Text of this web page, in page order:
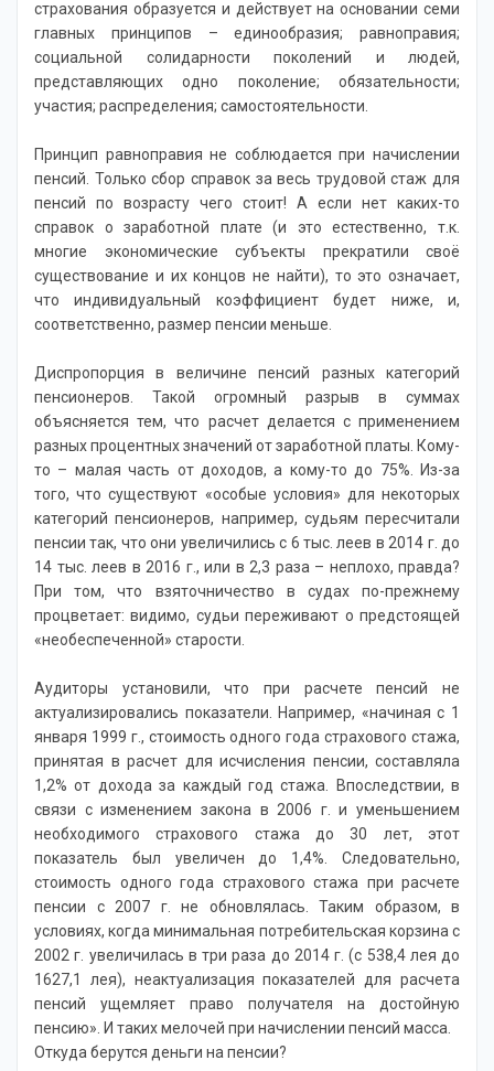
страхования образуется и действует на основании семи
главных принципов – единообразия; равноправия;
социальной солидарности поколений и людей,
представляющих одно поколение; обязательности;
участия; распределения; самостоятельности.
Принцип равноправия не соблюдается при начислении
пенсий. Только сбор справок за весь трудовой стаж для
пенсий по возрасту чего стоит! А если нет каких-то
справок о заработной плате (и это естественно, т.к.
многие экономические субъекты прекратили своё
существование и их концов не найти), то это означает,
что индивидуальный коэффициент будет ниже, и,
соответственно, размер пенсии меньше.
Диспропорция в величине пенсий разных категорий
пенсионеров. Такой огромный разрыв в суммах
объясняется тем, что расчет делается с применением
разных процентных значений от заработной платы. Кому-
то – малая часть от доходов, а кому-то до 75%. Из-за
того, что существуют «особые условия» для некоторых
категорий пенсионеров, например, судьям пересчитали
пенсии так, что они увеличились с 6 тыс. леев в 2014 г. до
14 тыс. леев в 2016 г., или в 2,3 раза – неплохо, правда?
При том, что взяточничество в судах по-прежнему
процветает: видимо, судьи переживают о предстоящей
«необеспеченной» старости.
Аудиторы установили, что при расчете пенсий не
актуализировались показатели. Например, «начиная с 1
января 1999 г., стоимость одного года страхового стажа,
принятая в расчет для исчисления пенсии, составляла
1,2% от дохода за каждый год стажа. Впоследствии, в
связи с изменением закона в 2006 г. и уменьшением
необходимого страхового стажа до 30 лет, этот
показатель был увеличен до 1,4%. Следовательно,
стоимость одного года страхового стажа при расчете
пенсии с 2007 г. не обновлялась. Таким образом, в
условиях, когда минимальная потребительская корзина с
2002 г. увеличилась в три раза до 2014 г. (с 538,4 лея до
1627,1 лея), неактуализация показателей для расчета
пенсий ущемляет право получателя на достойную
пенсию». И таких мелочей при начислении пенсий масса.
Откуда берутся деньги на пенсии?